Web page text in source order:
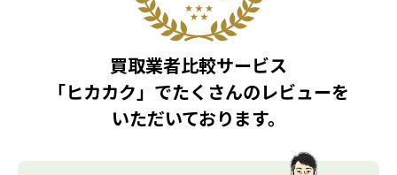
買取業者比較サービス
「ヒカカク」でたくさんのレビューを
いただいております。